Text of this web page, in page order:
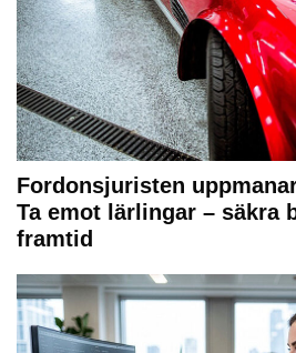
Fordonsjuristen
Ta emot lärlingar – säkra
framtid